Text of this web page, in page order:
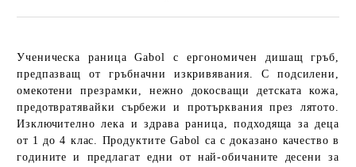
Ученическа раница Gabol с ергономичен дишащ гръб,
предпазващ от гръбначни изкривявания. С подсилени,
омекотени презрамки, нежно докосващи детската кожа,
предотвратявайки сърбежи и протърквания през лятото.
Изключително лека и здрава раница, подходяща за деца
от 1 до 4 клас. Продуктите Gabol са с доказано качество в
годините и предлагат едни от най-обичаните десени за